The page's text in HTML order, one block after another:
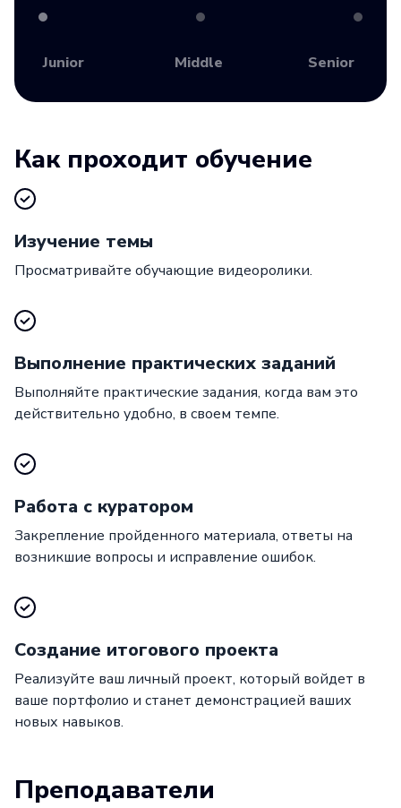
Junior Middle Senior
Как проходит обучение
Изучение темы
Просматривайте обучающие видеоролики.
Выполнение практических заданий
Выполняйте практические задания, когда вам это
действительно удобно, в своем темпе.
Работа с куратором
Закрепление пройденного материала, ответы на
возникшие вопросы и исправление ошибок.
Создание итогового проекта
Реализуйте ваш личный проект, который войдет в
ваше портфолио и станет демонстрацией ваших
новых навыков.
Преподаватели